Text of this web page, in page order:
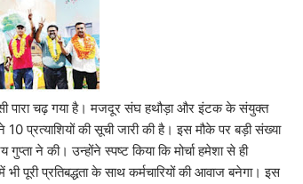
पारा चढ़ गया है। मजदूर संघ हथौड़ा और इंटक के संयुक्त
प्रत्याशियों की सूची जारी की है। इस मौके पर बड़ी संख्या
ने की। उन्होंने स्पष्ट किया कि मोर्चा हमेशा से ही
पूरी प्रतिबद्धता के साथ कर्मचारियों की आवाज बनेगा। इस